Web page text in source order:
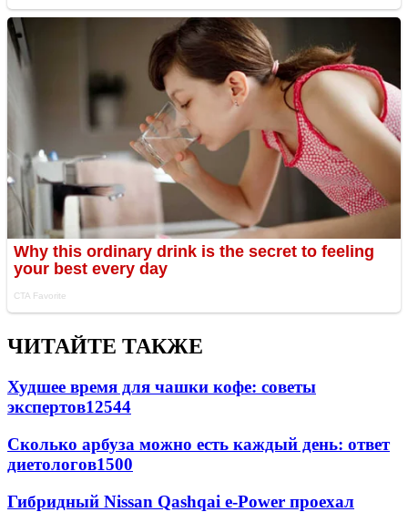
ЧИТАЙТЕ ТАКЖЕ
Худшее время для чашки кофе: советы
экспертов12544
Сколько арбуза можно есть каждый день: ответ
диетологов1500
Гибридный Nissan Qashqai e-Power проехал